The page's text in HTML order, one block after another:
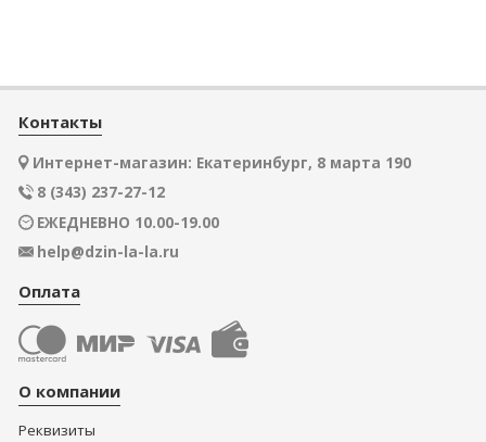
Контакты
Интернет-магазин: Екатеринбург, 8 марта 190
8 (343) 237-27-12
ЕЖЕДНЕВНО 10.00-19.00
help@dzin-la-la.ru
Оплата
О компании
Реквизиты